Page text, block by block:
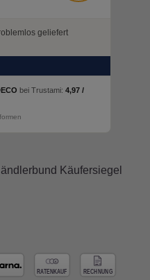
geliefert
bei Trustami: 4,97 /